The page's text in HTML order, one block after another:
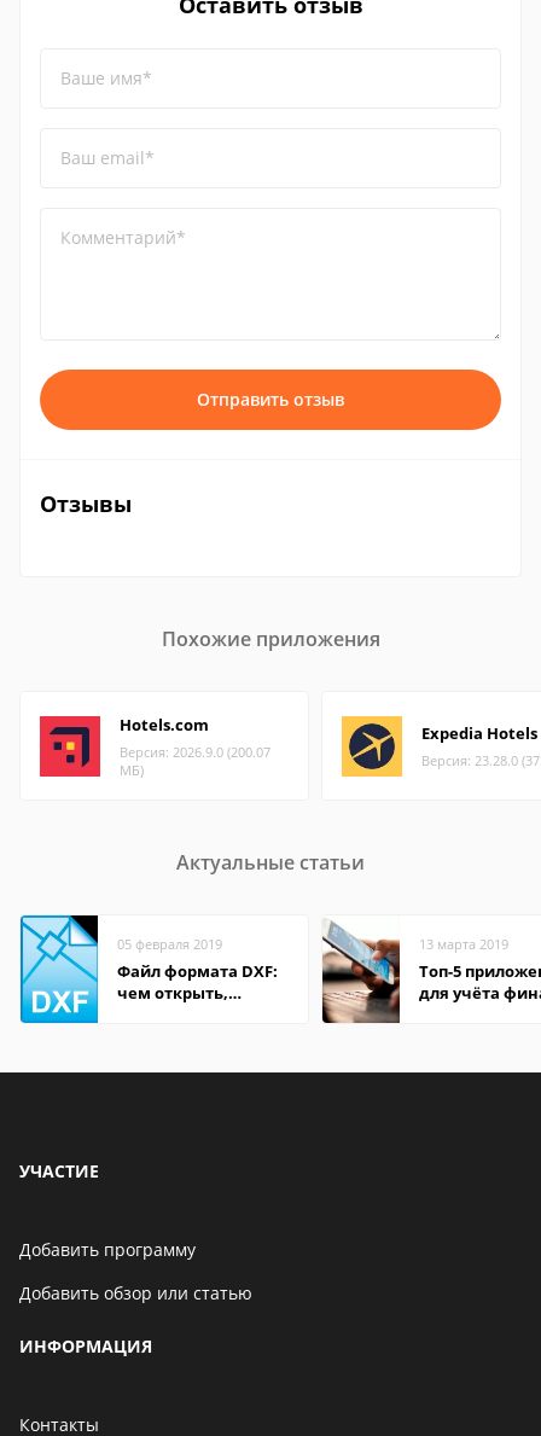
Ваше имя*
Ваш email*
Комментарий*
Отправить отзыв
Отзывы
Похожие приложения
Hotels.com
Версия: 2026.9.0 (200.07
МБ)
Expedia Hotels
Версия: 23.28.0
Актуальные статьи
05 февраля 2019
Файл формата DXF:
чем открыть,
13 марта 2019
Топ-5
для учёта
УЧАСТИЕ
Добавить программу
Добавить обзор или статью
ИНФОРМАЦИЯ
Контакты